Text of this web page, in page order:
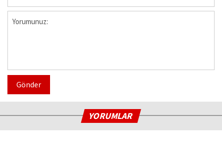
Gönder
YORUMLAR